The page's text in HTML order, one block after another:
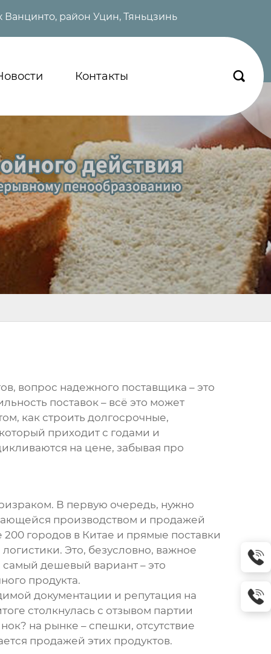
район Уцин, Тяньцзинь
Контакты 
вопрос надежного поставщика – это
поставок – всё это может
как строить долгосрочные,
приходит с годами и
на цене, забывая про
В первую очередь, нужно
производством и продажей
городов в Китае и прямые поставки
Это, безусловно, важное
самый дешевый вариант – это
продукта.
документации и репутация на
столкнулась с отзывом партии
на рынке – спешки, отсутствие
продажей этих продуктов.